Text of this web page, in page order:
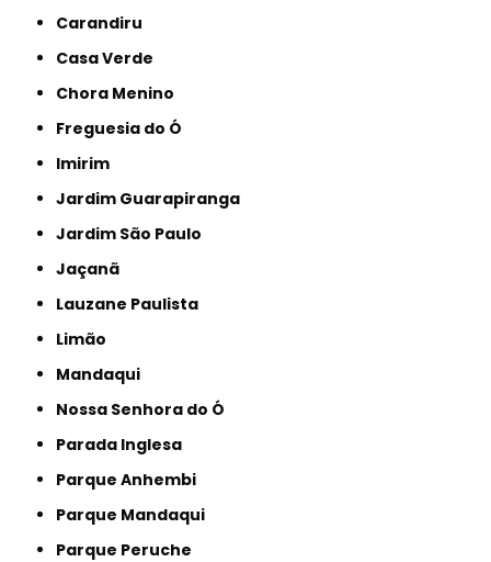
Carandiru
Casa Verde
Chora Menino
Freguesia do Ó
Imirim
Jardim Guarapiranga
Jardim São Paulo
Jaçanã
Lauzane Paulista
Limão
Mandaqui
Nossa Senhora do Ó
Parada Inglesa
Parque Anhembi
Parque Mandaqui
Parque Peruche